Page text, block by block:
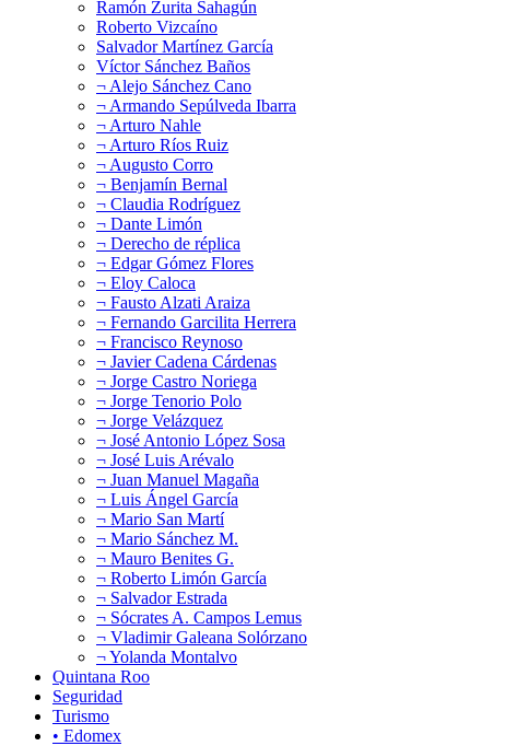
Ramón Zurita Sahagún
Roberto Vizcaíno
Salvador Martínez García
Víctor Sánchez Baños
¬ Alejo Sánchez Cano
¬ Armando Sepúlveda Ibarra
¬ Arturo Nahle
¬ Arturo Ríos Ruiz
¬ Augusto Corro
¬ Benjamín Bernal
¬ Claudia Rodríguez
¬ Dante Limón
¬ Derecho de réplica
¬ Edgar Gómez Flores
¬ Eloy Caloca
¬ Fausto Alzati Araiza
¬ Fernando Garcilita Herrera
¬ Francisco Reynoso
¬ Javier Cadena Cárdenas
¬ Jorge Castro Noriega
¬ Jorge Tenorio Polo
¬ Jorge Velázquez
¬ José Antonio López Sosa
¬ José Luis Arévalo
¬ Juan Manuel Magaña
¬ Luis Ángel García
¬ Mario San Martí
¬ Mario Sánchez M.
¬ Mauro Benites G.
¬ Roberto Limón García
¬ Salvador Estrada
¬ Sócrates A. Campos Lemus
¬ Vladimir Galeana Solórzano
¬ Yolanda Montalvo
Quintana Roo
Seguridad
Turismo
• Edomex